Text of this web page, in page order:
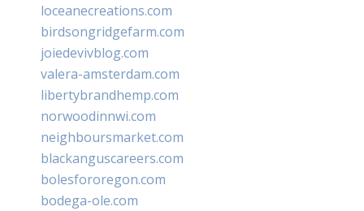
loceanecreations.com
birdsongridgefarm.com
joiedevivblog.com
valera-amsterdam.com
libertybrandhemp.com
norwoodinnwi.com
neighboursmarket.com
blackanguscareers.com
bolesfororegon.com
bodega-ole.com